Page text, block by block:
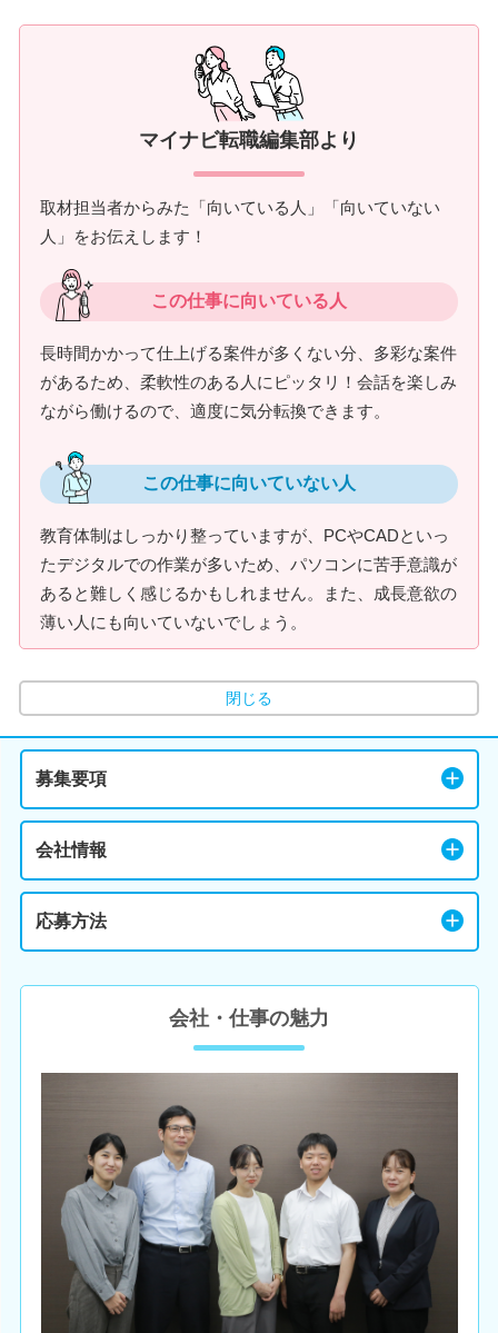
マイナビ転職編集部より
取材担当者からみた「向いている人」「向いていない
人」をお伝えします！
この仕事に向いている人
長時間かかって仕上げる案件が多くない分、多彩な案件
があるため、柔軟性のある人にピッタリ！会話を楽しみ
ながら働けるので、適度に気分転換できます。
この仕事に向いていない人
教育体制はしっかり整っていますが、PCやCADといっ
たデジタルでの作業が多いため、パソコンに苦手意識が
あると難しく感じるかもしれません。また、成長意欲の
薄い人にも向いていないでしょう。
閉じる
募集要項
会社情報
応募方法
会社・仕事の魅力